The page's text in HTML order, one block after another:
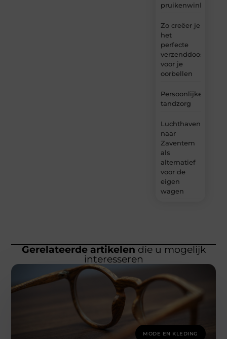
pruikenwinkel
Zo creëer je
het
perfecte
verzenddoosje
voor je
oorbellen
Persoonlijke
tandzorg
Luchthavenvervoer
naar
Zaventem
als
alternatief
voor de
eigen
wagen
Gerelateerde artikelen die u mogelijk
interesseren
MODE EN KLEDING